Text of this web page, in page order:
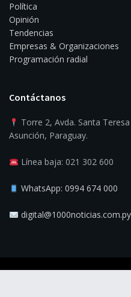
Política
Opinión
Tendencias
Empresas & Organizaciones
Programación radial
Contáctanos
Torre 2, Avda. Santa
Asunción, Paraguay.
Línea baja: 021 302 600
WhatsApp: 0994 674 000
digital@1000noticias.com.py